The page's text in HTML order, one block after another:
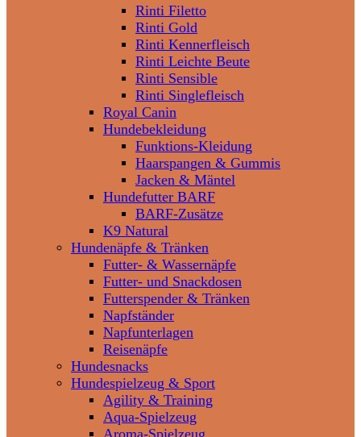
Rinti Filetto
Rinti Gold
Rinti Kennerfleisch
Rinti Leichte Beute
Rinti Sensible
Rinti Singlefleisch
Royal Canin
Hundebekleidung
Funktions-Kleidung
Haarspangen & Gummis
Jacken & Mäntel
Hundefutter BARF
BARF-Zusätze
K9 Natural
Hundenäpfe & Tränken
Futter- & Wassernäpfe
Futter- und Snackdosen
Futterspender & Tränken
Napfständer
Napfunterlagen
Reisenäpfe
Hundesnacks
Hundespielzeug & Sport
Agility & Training
Aqua-Spielzeug